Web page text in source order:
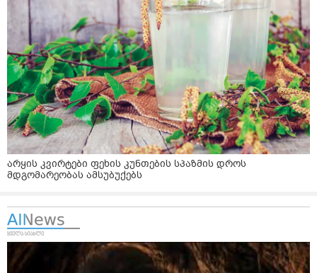
არყის კვირტები ფეხის კუნთების სპაზმის დროს
მდგომარეობას ამსუბუქებს